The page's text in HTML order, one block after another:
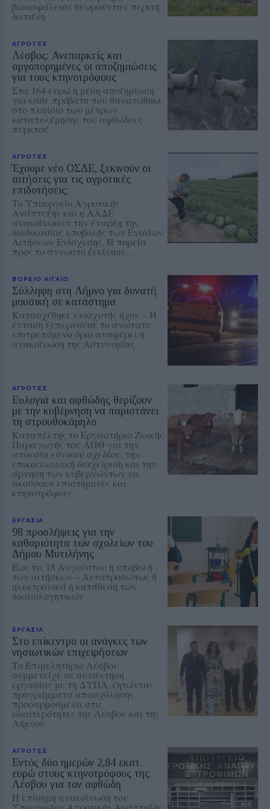
βιοασφάλειας θεωρούνταν περιτή
δαπάνη
ΑΓΡΟΤΕΣ
Λέσβος: Ανεπαρκείς και
αργοπορημένες οι αποζημιώσεις
για τους κτηνοτρόφους
Στα 164 ευρώ η μέση αποζημίωση
για κάθε πρόβατο που θανατώθηκε
στο πλαίσιο των μέτρων
καταπολέμησης του αφθώδους
πυρετού
ΑΓΡΟΤΕΣ
Έχουμε νέο ΟΣΔΕ, ξεκινούν οι
αιτήσεις για τις αγροτικές
επιδοτήσεις;
Το Υπουργείο Αγροτικής
Ανάπτυξης και η ΑΑΔΕ
ανακοίνωσαν την έναρξη της
διαδικασίας υποβολής των Ενιαίων
Αιτήσεων Ενίσχυσης. Η πορεία
προς το άγνωστο ξεκίνησε…
ΒΟΡΕΙΟ ΑΙΓΑΙΟ
Σύλληψη στη Λήμνο για δυνατή
μουσική σε κατάστημα
Κατασχέθηκε ενισχυτής ήχου – Η
ένταση ξεπερνούσε το ανώτατο
επιτρεπόμενο όριο αναφέρει η
ανακοίνωση της Αστυνομίας
ΑΓΡΟΤΕΣ
Ευλογιά και αφθώδης θερίζουν
με την κυβέρνηση να παριστάνει
τη στρουθοκάμηλο
Καταπέλτης το Εργαστήριο Ζωικής
Παραγωγής του ΑΠΘ για την
απουσία εθνικού σχεδίου, την
επικοινωνιακή διαχείριση και την
άρνηση των κυβερνώντων να
ακούσουν επιστήμονες και
κτηνοτρόφους
ΕΡΓΑΣΙΑ
98 προσλήψεις για την
καθαριότητα των σχολείων του
Δήμου Μυτιλήνης
Έως τις 18 Αυγούστου η υποβολή
των αιτήσεων – Αυτοπροσώπως ή
ηλεκτρονικά η κατάθεση των
δικαιολογητικών
ΕΡΓΑΣΙΑ
Στο επίκεντρο οι ανάγκες των
νησιωτικών επιχειρήσεων
Το Επιμελητήριο Λέσβου
συμμετείχε σε συνάντηση
εργασίας με τη ΔΥΠΑ, ζητώντας
προγράμματα απασχόλησης
προσαρμοσμένα στις
ιδιαιτερότητες της Λέσβου και της
Λήμνου
ΑΓΡΟΤΕΣ
Εντός δύο ημερών 2,84 εκατ.
ευρώ στους κτηνοτρόφους της
Λέσβου για τον αφθώδη
Η επίσημη ανακοίνωση του